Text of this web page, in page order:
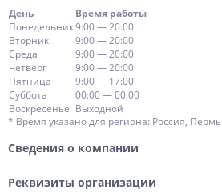
День
Время работы
Понедельник9:00 — 20:00
Вторник
9:00 — 20:00
Среда
9:00 — 20:00
Четверг
9:00 — 20:00
Пятница
9:00 — 17:00
Суббота
00:00 — 00:00
Воскресенье Выходной
* Время указано для региона: Россия, Пермь
Сведения о компании
Реквизиты организации